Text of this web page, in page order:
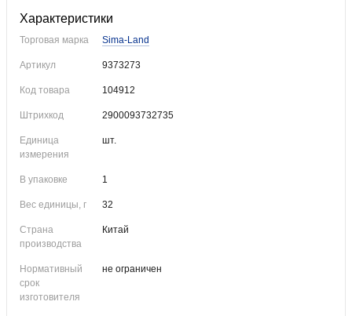
Характеристики
Торговая марка Sima-Land
Артикул 9373273
Код товара 104912
Штрихкод 2900093732735
Единица
измерения
шт.
В упаковке 1
Вес единицы, г 32
Страна
производства
Китай
Нормативный
срок
изготовителя
не ограничен